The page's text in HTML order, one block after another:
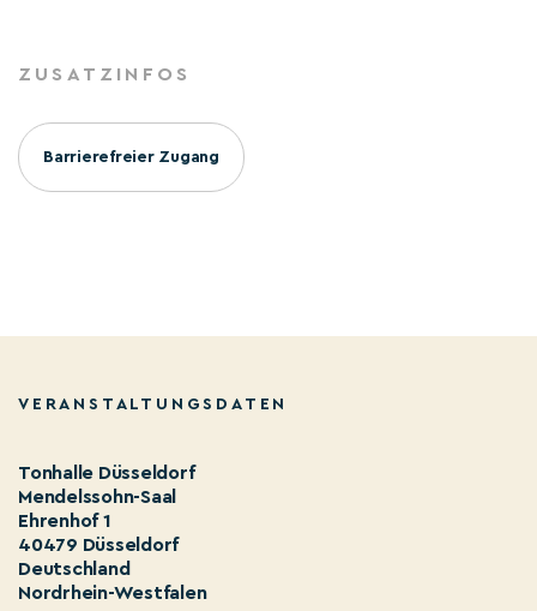
ZUSATZINFOS
Barrierefreier Zugang
VERANSTALTUNGSDATEN
Tonhalle Düsseldorf
Mendelssohn-Saal
Ehrenhof 1
40479 Düsseldorf
Deutschland
Nordrhein-Westfalen